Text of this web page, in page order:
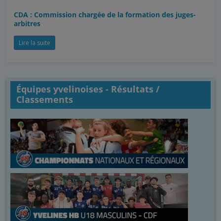
CDA : Commission chargée de la formation des juges-
arbitres
Lire la suite
Équipes yvelinoises - Résultats /
Classements